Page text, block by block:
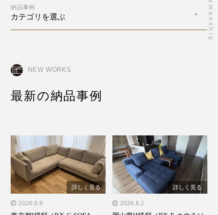
納品事例
カテゴリを選ぶ
NEW WORKS
最新の納品事例
" alt="東京都I様邸／RX-G
詳しく見る
2026.8.8
" alt="岡山県H様邸／RX-F
詳しく見る
2026.8.2